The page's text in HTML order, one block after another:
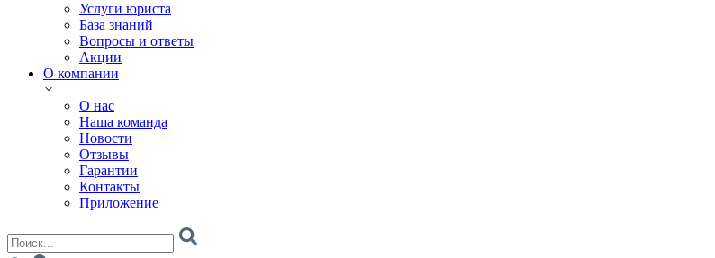
Услуги юриста
База знаний
Вопросы и ответы
Акции
О компании
О нас
Наша команда
Новости
Отзывы
Гарантии
Контакты
Приложение